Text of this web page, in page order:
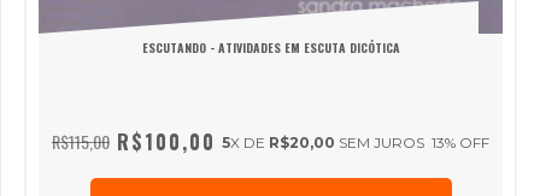
ESCUTANDO - ATIVIDADES EM ESCUTA DICÓTICA
R$115,00 13% OFF
R$100,00 5X DE R$20,00 SEM JUROS